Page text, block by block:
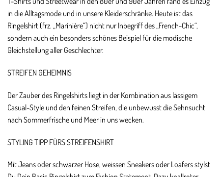
in die Alltagsmode und in unsere Kleiderschränke. Heute ist das
Ringelshirt (frz. „Marinière“) nicht nur Inbegriff des „French-Chic“,
sondern auch ein besonders schönes Beispiel für die modische
Gleichstellung aller Geschlechter.
STREIFEN GEHEIMNIS
Der Zauber des Ringelshirts liegt in der Kombination aus lässigem
Casual-Style und den feinen Streifen, die unbewusst die Sehnsucht
nach Sommerfrische und Meer in uns wecken.
STYLING TIPP FÜRS STREIFENSHIRT
Mit Jeans oder schwarzer Hose, weissen Sneakers oder Loafers stylst